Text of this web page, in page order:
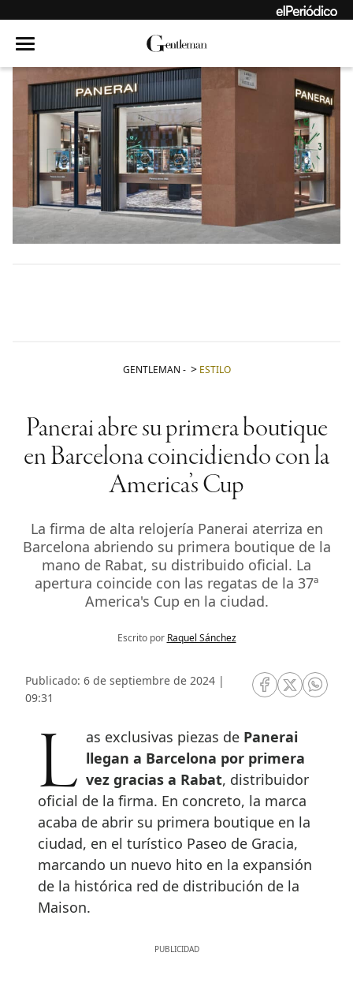
GENTLEMAN - ESTILO
Panerai abre su primera boutique
en Barcelona coincidiendo con la
America’s Cup
La firma de alta relojería Panerai aterriza en
Barcelona abriendo su primera boutique de la
mano de Rabat, su distribuido oficial. La
apertura coincide con las regatas de la 37ª
America's Cup en la ciudad.
Escrito por Raquel Sánchez
Publicado: 6 de septiembre de 2024 |
09:31
RRSS Facebook
RRSSRRSS
Las exclusivas piezas de Panerai
llegan a Barcelona por primera
vez gracias a Rabat, distribuidor
oficial de la firma. En concreto, la marca
acaba de abrir su primera boutique en la
ciudad, en el turístico Paseo de Gracia,
marcando un nuevo hito en la expansión
de la histórica red de distribución de la
Maison.